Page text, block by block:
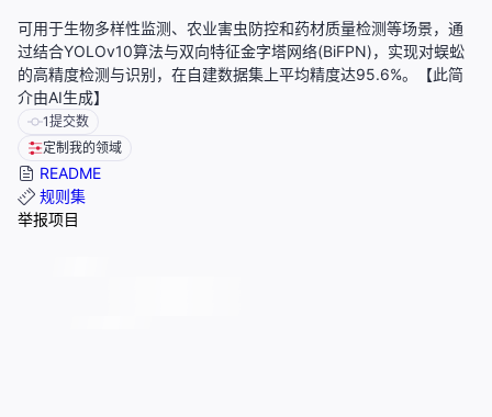
可用于生物多样性监测、农业害虫防控和药材质量检测等场景，通
过结合YOLOv10算法与双向特征金字塔网络(BiFPN)，实现对蜈蚣
的高精度检测与识别，在自建数据集上平均精度达95.6%。【此简
介由AI生成】
1提交数
定制我的领域
README
规则集
举报项目